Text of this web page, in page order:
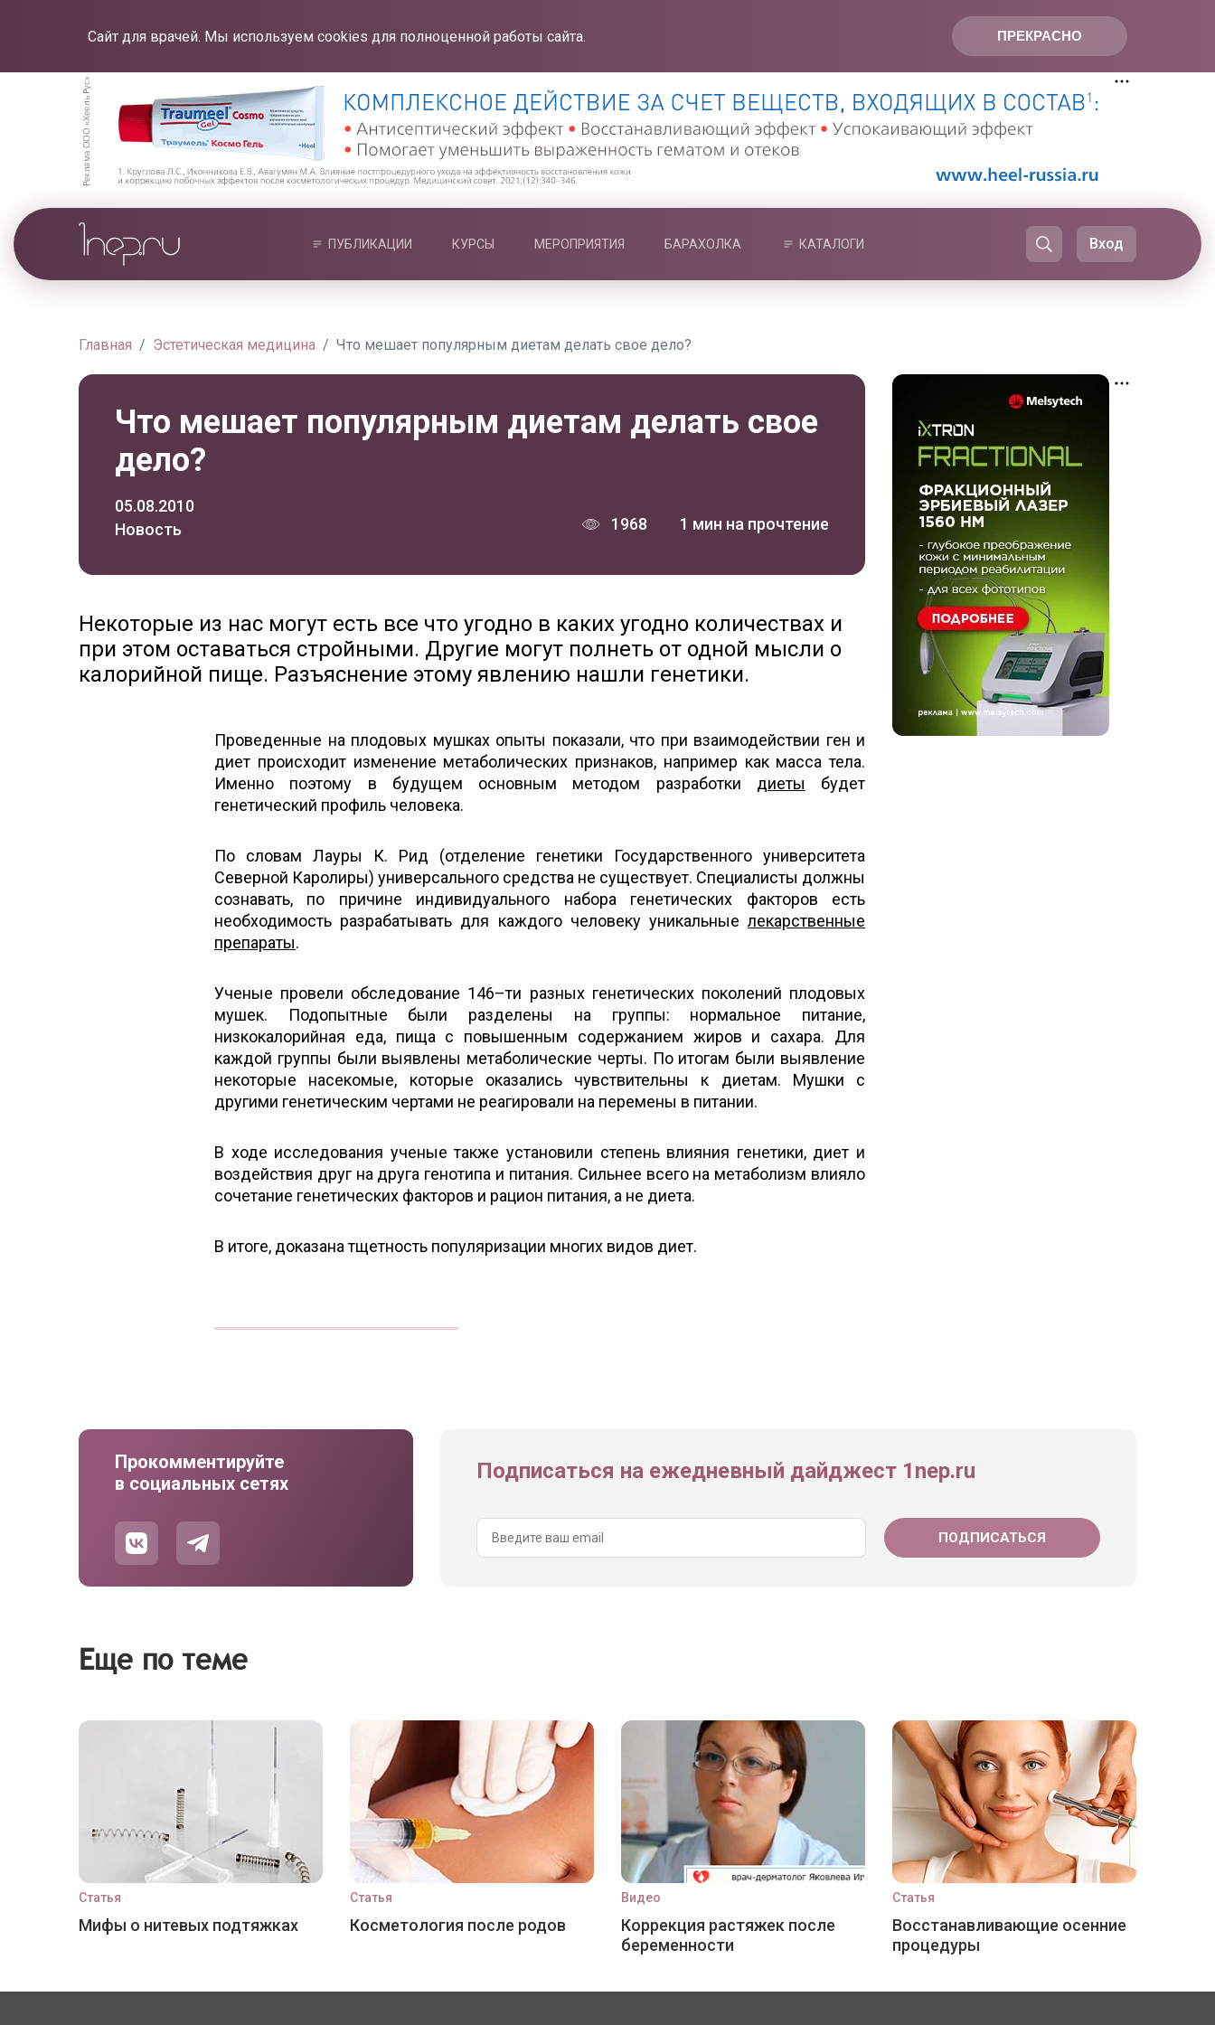
ПРЕКРАСНО
Сайт для врачей. Мы используем cookies для полноценной работы сайта.
ПУБЛИКАЦИИ КУРСЫ МЕРОПРИЯТИЯ БАРАХОЛКА КАТАЛОГИ Вход
Главная Эстетическая медицина Что мешает популярным диетам делать свое дело?
Что мешает популярным диетам делать свое
дело?
05.08.2010
Новость
1968 1 мин на прочтение
Некоторые из нас могут есть все что угодно в каких угодно количествах и
при этом оставаться стройными. Другие могут полнеть от одной мысли о
калорийной пище. Разъяснение этому явлению нашли генетики.
Проведенные на плодовых мушках опыты показали, что при взаимодействии ген и
диет происходит изменение метаболических признаков, например как масса тела.
Именно поэтому в будущем основным методом разработки диеты будет
генетический профиль человека.
По словам Лауры К. Рид (отделение генетики Государственного университета
Северной Каролиры) универсального средства не существует. Специалисты должны
сознавать, по причине индивидуального набора генетических факторов есть
необходимость разрабатывать для каждого человеку уникальные лекарственные
препараты.
Ученые провели обследование 146–ти разных генетических поколений плодовых
мушек. Подопытные были разделены на группы: нормальное питание,
низкокалорийная еда, пища с повышенным содержанием жиров и сахара. Для
каждой группы были выявлены метаболические черты. По итогам были выявление
некоторые насекомые, которые оказались чувствительны к диетам. Мушки с
другими генетическим чертами не реагировали на перемены в питании.
В ходе исследования ученые также установили степень влияния генетики, диет и
воздействия друг на друга генотипа и питания. Сильнее всего на метаболизм влияло
сочетание генетических факторов и рацион питания, а не диета.
В итоге, доказана тщетность популяризации многих видов диет.
Прокомментируйте
в социальных сетях
Подписаться на ежедневный дайджест 1nep.ru
Еще по теме
Статья
Мифы о нитевых подтяжках
Статья
Косметология после родов
Видео
Коррекция растяжек после
беременности
Статья
Восстанавливающие осенние
процедуры